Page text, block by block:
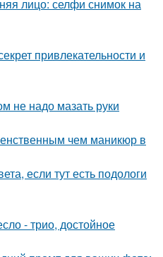
лицо: селфи снимок на
привлекательности и
не надо мазать руки
чем маникюр в
если тут есть подологи
- трио, достойное